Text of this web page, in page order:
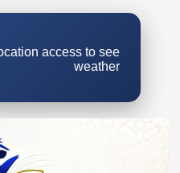
access to see
weather